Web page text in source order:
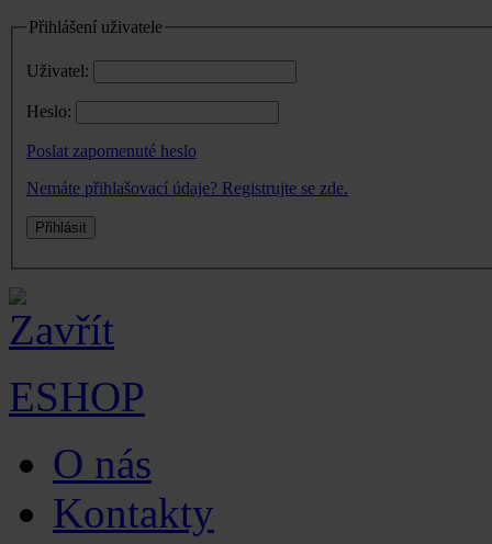
Přihlášení uživatele
Uživatel:
Heslo:
Poslat zapomenuté heslo
Nemáte přihlašovací údaje? Registrujte se zde.
ESHOP
O nás
Kontakty